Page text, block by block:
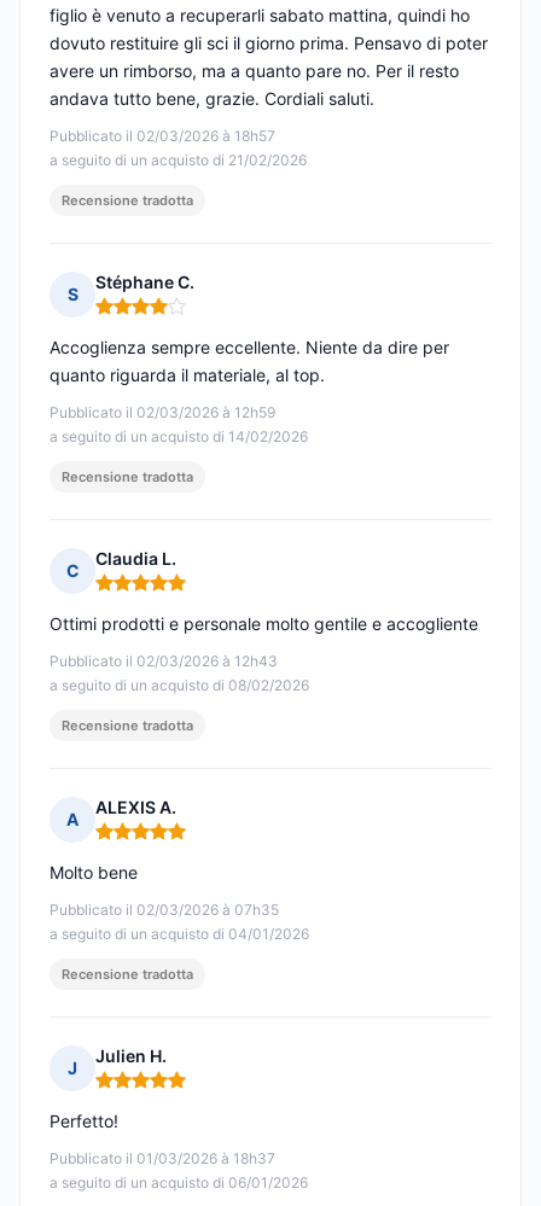
Pubblicato il 02/03/2026 à 18h57
a seguito di un acquisto di 21/02/2026
figlio è venuto a recuperarli sabato mattina, quindi ho
dovuto restituire gli sci il giorno prima. Pensavo di poter
avere un rimborso, ma a quanto pare no. Per il resto
andava tutto bene, grazie. Cordiali saluti.
Recensione tradotta
S
Stéphane C.
Nota: 4 su 5
Pubblicato il 02/03/2026 à 12h59
a seguito di un acquisto di 14/02/2026
Accoglienza sempre eccellente. Niente da dire per
quanto riguarda il materiale, al top.
Recensione tradotta
C
Claudia L.
Nota: 5 su 5
Pubblicato il 02/03/2026 à 12h43
a seguito di un acquisto di 08/02/2026
Ottimi prodotti e personale molto gentile e accogliente
Recensione tradotta
A
ALEXIS A.
Nota: 5 su 5
Pubblicato il 02/03/2026 à 07h35
a seguito di un acquisto di 04/01/2026
Molto bene
Recensione tradotta
J
Julien H.
Nota: 5 su 5
Pubblicato il 01/03/2026 à 18h37
a seguito di un acquisto di 06/01/2026
Perfetto!